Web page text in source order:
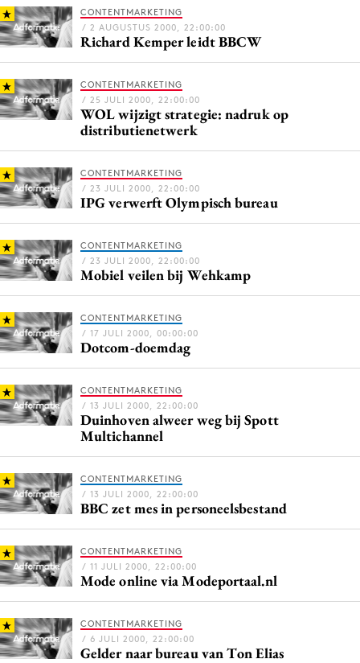
12 nov: MarketingLive!
Adverteren
Opleidingen
Vacatures
Partners
Topics
Bureaus
Campagnes
Contentmarketing
Craft
Data & Insights
Design
Digital transformation
Diversiteit
Effectiviteit
Gedragsverandering
Influencer marketing
Interne communicatie
Martech
Media
Merkstrategie
PR
CONTENTMARKETING
/ 2 AUGUSTUS 2000, 22:00:00
Richard Kemper leidt BBCW
CONTENTMARKETING
/ 25 JULI 2000, 22:00:00
WOL wijzigt strategie: nadruk op
distributienetwerk
CONTENTMARKETING
/ 23 JULI 2000, 22:00:00
IPG verwerft Olympisch bureau
CONTENTMARKETING
/ 23 JULI 2000, 22:00:00
Mobiel veilen bij Wehkamp
CONTENTMARKETING
/ 17 JULI 2000, 00:00:00
Dotcom-doemdag
CONTENTMARKETING
/ 13 JULI 2000, 22:00:00
Duinhoven alweer weg bij Spott
Multichannel
CONTENTMARKETING
/ 13 JULI 2000, 22:00:00
BBC zet mes in personeelsbestand
CONTENTMARKETING
/ 11 JULI 2000, 22:00:00
Mode online via Modeportaal.nl
CONTENTMARKETING
/ 6 JULI 2000, 22:00:00
Gelder naar bureau van Ton Elias